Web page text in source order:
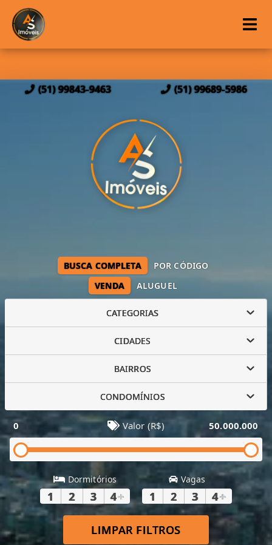
(51) 99843-9463 (51) 99689-5986
VENDA ALUGUEL
BUSCA COMPLETA POR CÓDIGO
CATEGORIAS
CIDADES
BAIRROS
CONDOMÍNIOS
0 Valor (R$) 50.000.000
Dormitórios
1 2 3 4+
Vagas
1 2 3 4+
LIMPAR FILTROS